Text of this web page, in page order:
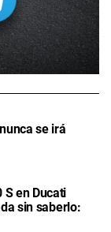
se irá
S en Ducati
sin saberlo: